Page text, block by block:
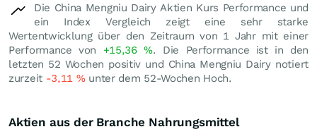
Die China Mengniu Dairy Aktien Kurs Performance und
ein Index Vergleich zeigt eine sehr starke
Wertentwicklung über den Zeitraum von 1 Jahr mit einer
Performance von +15,36%. Die Performance ist in den
letzten 52 Wochen positiv und China Mengniu Dairy notiert
zurzeit -3,11 %unter dem 52-Wochen Hoch.
Aktien aus der Branche Nahrungsmittel